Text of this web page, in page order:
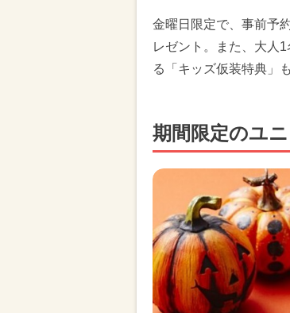
金曜日限定で、事前予
レゼント。また、大人
る「キッズ仮装特典」
期間限定のユ